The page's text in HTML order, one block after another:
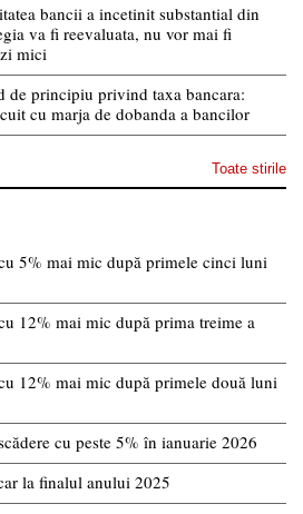
bancii a incetinit substantial din
va fi reevaluata, nu vor mai fi
mici
de principiu privind taxa bancara:
cu marja de dobanda a bancilor
Toate stirile
5% mai mic după primele cinci luni
12% mai mic după prima treime a
12% mai mic după primele două luni
cu peste 5% în ianuarie 2026
la finalul anului 2025